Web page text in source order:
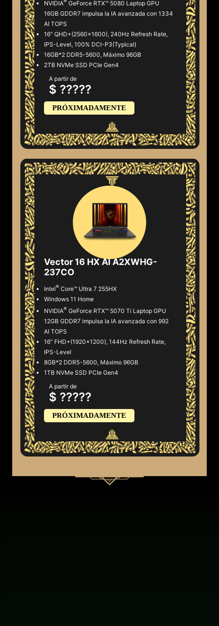
NVIDIA
GeForce RTX™ 5080 Laptop GPU
16GB GDDR7 impulsa la IA avanzada con 1334
AI TOPS
16" QHD+(2560x1600), 240Hz Refresh Rate,
IPS-Level, 100% DCI-P3(Typical)
16GB*2 DDR5-5600, Máximo 96GB
2TB NVMe SSD PCIe Gen4
A partir de
$ ?????
PRÓXIMADAMENTE
Vector 16 HX AI A2XWHG-
237CO
Intel® Core™ Ultra 7 255HX
Windows 11 Home
NVIDIA® GeForce RTX™ 5070 Ti Laptop GPU
12GB GDDR7 impulsa la IA avanzada con 992
AI TOPS
16" FHD+(1920x1200), 144Hz Refresh Rate,
IPS-Level
8GB*2 DDR5-5600, Máximo 96GB
1TB NVMe SSD PCIe Gen4
A partir de
$ ?????
PRÓXIMADAMENTE